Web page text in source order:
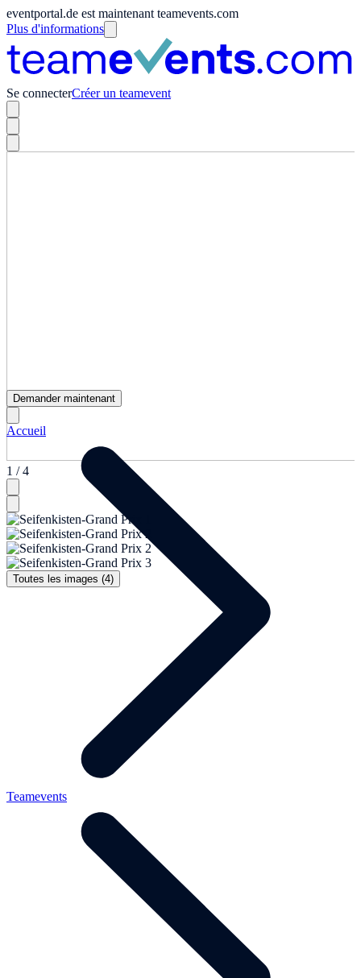
eventportal.de est maintenant teamevents.com
Plus d'informations
Se connecterCréer un teamevent
1 / 4
Toutes les images (4)
Demander maintenant
Accueil
Teamevents